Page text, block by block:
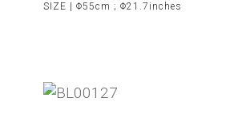
SIZE | Φ55cm ; Φ21.7inches